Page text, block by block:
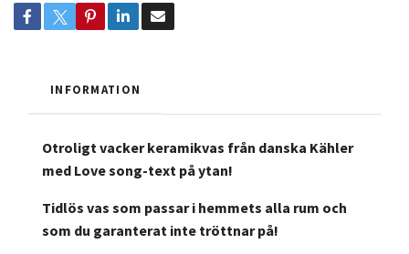
INFORMATION
Otroligt vacker keramikvas från danska Kähler
med Love song-text på ytan!
Tidlös vas som passar i hemmets alla rum och
som du garanterat inte tröttnar på!